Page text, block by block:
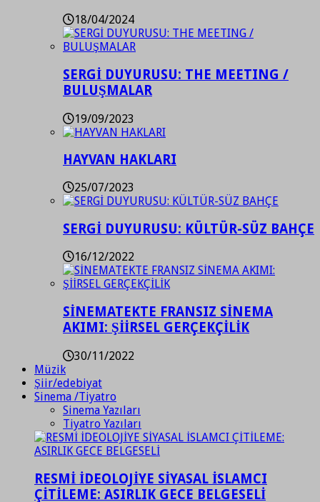
18/04/2024
SERGİ DUYURUSU: THE MEETING /
BULUŞMALAR
19/09/2023
HAYVAN HAKLARI
25/07/2023
SERGİ DUYURUSU: KÜLTÜR-SÜZ BAHÇE
16/12/2022
SİNEMATEKTE FRANSIZ SİNEMA
AKIMI: ŞİİRSEL GERÇEKÇİLİK
30/11/2022
Müzik
Şiir/edebiyat
Sinema /Tiyatro
Sinema Yazıları
Tiyatro Yazıları
RESMİ İDEOLOJİYE SİYASAL İSLAMCI
ÇİTİLEME: ASIRLIK GECE BELGESELİ